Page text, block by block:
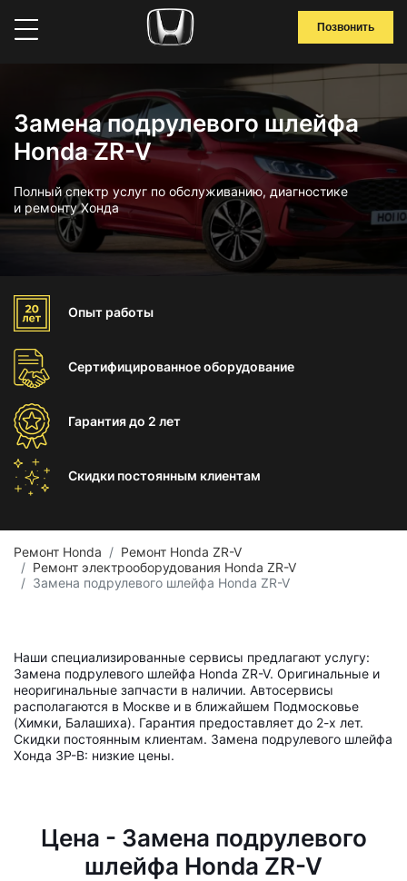
Позвонить
Замена подрулевого шлейфа
Honda ZR-V
Полный спектр услуг по обслуживанию, диагностике
и ремонту Хонда
Опыт работы
Сертифицированноеоборудование
Гарантиядо 2 лет
Скидки постоянным клиентам
Ремонт Honda
Ремонт Honda ZR-V
Ремонт электрооборудования Honda ZR-V
Замена подрулевого шлейфа Honda ZR-V
Наши специализированные сервисы предлагают услугу:
Замена подрулевого шлейфа Honda ZR-V. Оригинальные и
неоригинальные запчасти в наличии. Автосервисы
располагаются в Москве и в ближайшем Подмосковье
(Химки, Балашиха). Гарантия предоставляет до 2-х лет.
Скидки постоянным клиентам. Замена подрулевого шлейфа
Хонда ЗР-В: низкие цены.
Цена - Замена подрулевого
шлейфа Honda ZR-V